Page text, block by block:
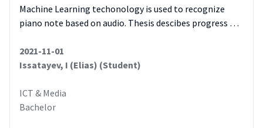
Machine Learning techonology is used to recognize
piano note based on audio. Thesis descibes progress …
2021-11-01
Issatayev, I (Elias) (Student)
ICT & Media
Bachelor